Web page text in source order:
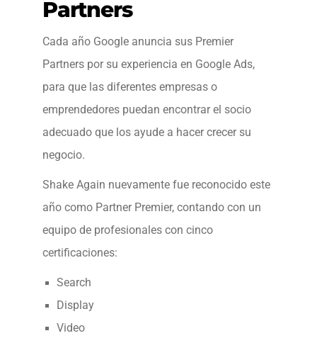
Partners
Cada año Google anuncia sus Premier
Partners por su experiencia en Google Ads,
para que las diferentes empresas o
emprendedores puedan encontrar el socio
adecuado que los ayude a hacer crecer su
negocio.
Shake Again nuevamente fue reconocido este
año como Partner Premier, contando con un
equipo de profesionales con cinco
certificaciones:
Search
Display
Video